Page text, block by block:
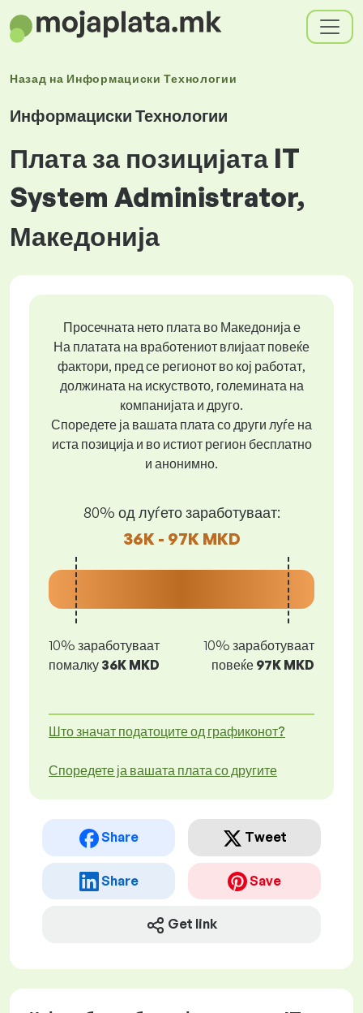
Назад на Информациски Технологии
Информациски Технологии
Плата за позицијата IT
System Administrator,
Македонија
Просечната нето плата во Македонија е
На платата на вработениот влијаат повеќе
фактори, пред се регионот во кој работат,
должината на искуството, големината на
компанијата и друго.
Споредете ја вашата плата со други луѓе на
иста позиција и во истиот регион бесплатно
и анонимно.
80% од луѓето заработуваат:
36K - 97K MKD
10% заработуваат
помалку 36K MKD
10% заработуваат
повеќе 97K MKD
Што значат податоците од графиконот?
Споредете ја вашата плата со другите
Share Tweet
Share Save
Get link